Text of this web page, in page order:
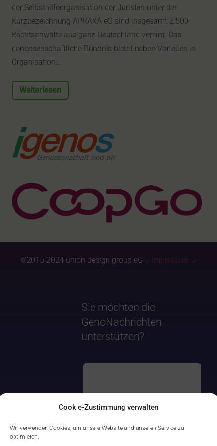
Cookie-Zustimmung verwalten
Wir verwenden Cookies, um unsere Website und unseren Service zu
optimieren.
der Selbsthilfeorganisation der Juristen unter der
Kurzbezeichnung APRAXA eG sind insgesamt 2.500
Rechtsanwälte aus ganz Deutschland vereint. Das
genossenschaftliche Bündnis bietet neben Vorteilen in
Organisation…
Weiterlesen
©2015-2024 union design group eG – Impressum –
Sie möchten die
GenoNachrichten
unterstützen?